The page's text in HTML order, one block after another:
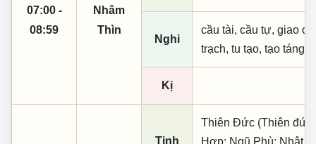
07:00 -
08:59
Nhâm
Thìn
Nghi
cầu tài, cầu tự, giao
trạch, tu tạo, tạo táng,
Kị
Tinh
Thiên Đức (Thiên
Hợp; Ngũ Phù; Nhật